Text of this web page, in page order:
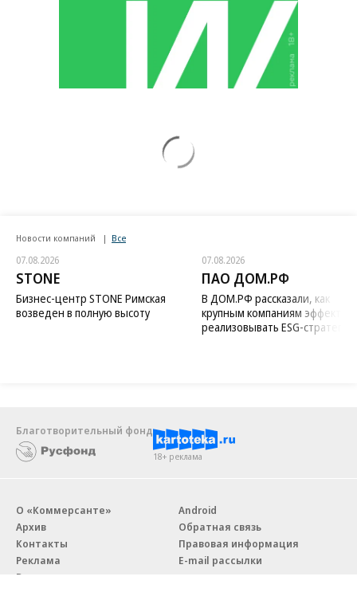
Новости компаний Все
07.08.2026
STONE
Бизнес-центр STONE Римская
возведен в полную высоту
07.08.2026
ПАО ДОМ.РФ
В ДОМ.РФ рассказали, как
крупным компаниям
реализовывать ESG-стратегию
Благотворительный фонд
18+ реклама
О «Коммерсанте»
Архив
Контакты
Реклама
Вакансии
Android
Обратная связь
Правовая информация
E-mail рассылки